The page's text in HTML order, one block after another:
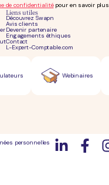
Liens utiles
Découvrez Swapn
Avis clients
Devenir partenaire
Engagements éthiques
Contact
L-Expert-Comptable.com
de confidentialitépour en savoir plus.
Webinaires
personnelles